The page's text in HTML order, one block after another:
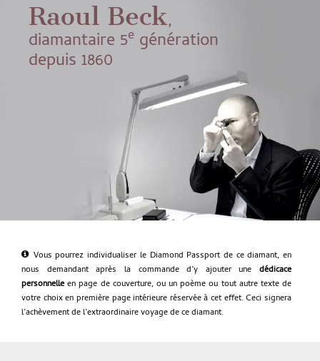
Raoul Beck,
diamantaire 5e génération
depuis 1860
Vous pourrez individualiser le Diamond Passport de ce diamant, en
nous demandant après la commande d’y ajouter une dédicace
personnelle en page de couverture, ou un poème ou tout autre texte de
votre choix en première page intérieure réservée à cet effet. Ceci signera
l’achèvement de l’extraordinaire voyage de ce diamant.